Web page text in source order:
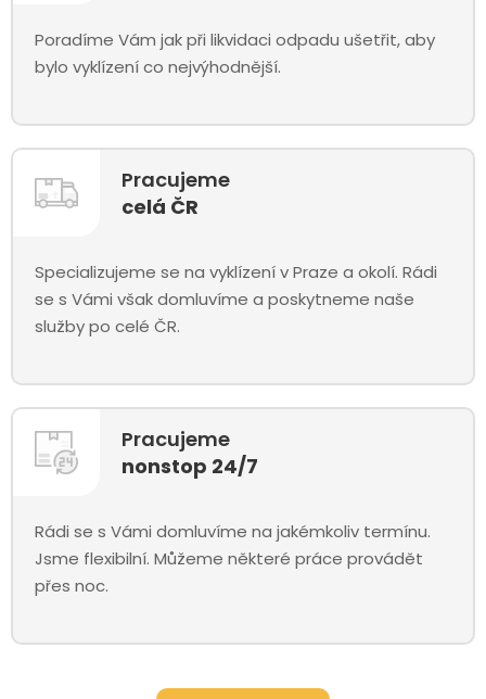
Poradíme Vám jak při likvidaci odpadu ušetřit, aby
bylo vyklízení co nejvýhodnější.
Pracujeme
celá ČR
Specializujeme se na vyklízení v Praze a okolí. Rádi
se s Vámi však domluvíme a poskytneme naše
služby po celé ČR.
Pracujeme
nonstop 24/7
Rádi se s Vámi domluvíme na jakémkoliv termínu.
Jsme flexibilní. Můžeme některé práce provádět
přes noc.